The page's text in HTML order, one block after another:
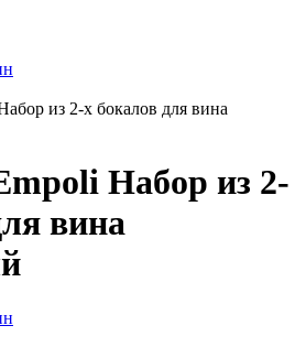
из 2-х бокалов для вина
Набор из 2-
вина